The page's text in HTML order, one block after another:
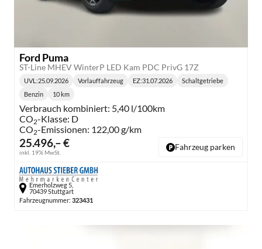
Ford Puma
ST-Line MHEV WinterP LED Kam PDC PrivG 17Z
25.496,– €
inkl. 19% MwSt.
UVL :25.09.2026 Vorlauffahrzeug EZ:31.07.2026
Getriebe:
Schaltgetriebe
Benzin 10 km
Verbrauch kombiniert: 5,40 l/100km
CO2-Klasse: D
CO2-Emissionen: 122,00 g/km
Fahrzeug parken
Emerholzweg 5,
70439 Stuttgart
Fahrzeugnummer: 323431